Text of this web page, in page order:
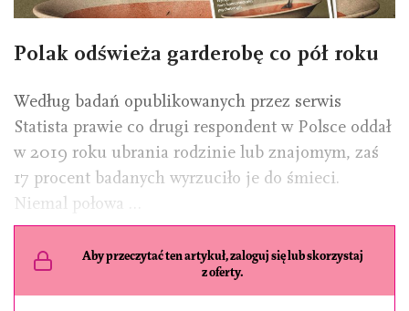
Polak odświeża garderobę co pół roku
Według badań opublikowanych przez serwis
Statista prawie co drugi respondent w Polsce oddał
w 2019 roku ubrania rodzinie lub znajomym, zaś
17 procent badanych wyrzuciło je do śmieci.
Niemal połowa …
Aby przeczytać ten artykuł, zaloguj się lub skorzystaj
z oferty.